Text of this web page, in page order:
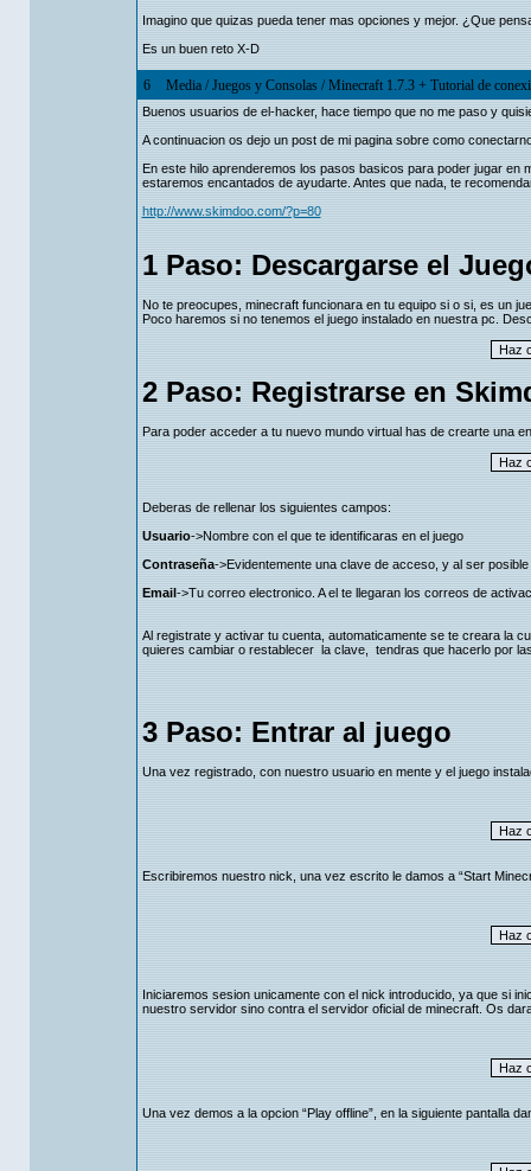
Imagino que quizas pueda tener mas opciones y mejor. ¿Que
Es un buen reto X-D
6 Media/Juegos y Consolas/Minecraft 1.7.3 + Tutorial de
Buenos usuarios de el-hacker, hace tiempo que no me paso y
A continuacion os dejo un post de mi pagina sobre como
En este hilo aprenderemos los pasos basicos para poder jugar en
estaremos encantados de ayudarte. Antes que nada, te
http://www.skimdoo.com/?p=80
1 Paso: Descargarse el
No te preocupes, minecraft funcionara en tu equipo si o si, es un
Poco haremos si no tenemos el juego instalado en nuestra pc.
2 Paso: Registrarse en
Para poder acceder a tu nuevo mundo virtual has de crearte una
Deberas de rellenar los siguientes campos:
Usuario->Nombre con el que te identificaras en el juego
Contraseña->Evidentemente una clave de acceso, y al ser
Email->Tu correo electronico. A el te llegaran los correos de
Al registrate y activar tu cuenta, automaticamente se te creara la
quieres cambiar o restablecer la clave, tendras que hacerlo por
3 Paso: Entrar al juego
Una vez registrado, con nuestro usuario en mente y el juego
Escribiremos nuestro nick, una vez escrito le damos a “Start
Iniciaremos sesion unicamente con el nick introducido, ya que si
nuestro servidor sino contra el servidor oficial de minecraft. Os
Una vez demos a la opcion “Play offline”, en la siguiente pantalla